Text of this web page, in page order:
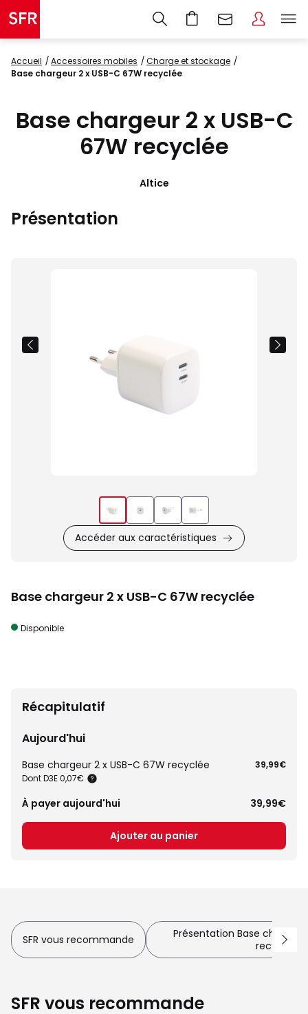
Accueil accessoires mobiles
charge et stockage
Base chargeur 2 x USB-C 67W recyclée
Base chargeur 2 x USB-C
67W recyclée
Altice
Présentation
Accéder aux caractéristiques
Base chargeur 2 x USB-C 67W recyclée
Disponible
Récapitulatif
Aujourd'hui
Base chargeur 2 x USB-C 67W recyclée
Dont D3E 0,07€
39,99€
À payer aujourd'hui 39,99€
Ajouter au panier
SFR vous recommande
Présentation Base chargeur
recyclée
SFR vous recommande